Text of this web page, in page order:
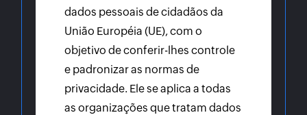
dados pessoais de cidadãos da
União Européia (UE), com o
objetivo de conferir-lhes controle
e padronizar as normas de
privacidade. Ele se aplica a todas
as organizações que tratam dados